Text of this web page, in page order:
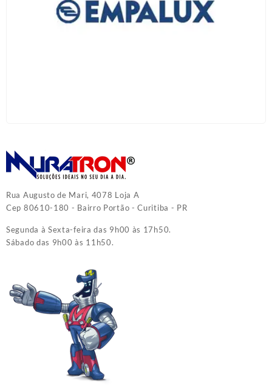
Rua Augusto de Mari, 4078 Loja A
Cep 80610-180 - Bairro Portão - Curitiba - PR
Segunda à Sexta-feira das 9h00 às 17h50.
Sábado das 9h00 às 11h50.